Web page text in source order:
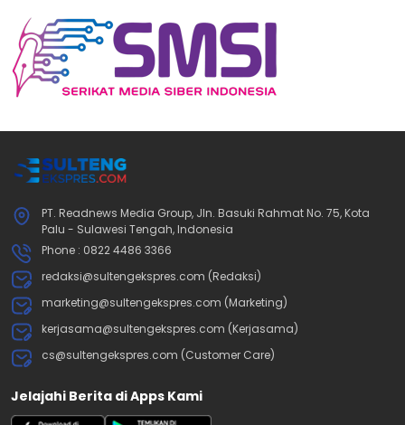
PT. Readnews Media Group, Jln. Basuki Rahmat No. 75, Kota
Palu - Sulawesi Tengah, Indonesia
Phone : 0822 4486 3366
redaksi@sultengekspres.com (Redaksi)
marketing@sultengekspres.com (Marketing)
kerjasama@sultengekspres.com (Kerjasama)
cs@sultengekspres.com (Customer Care)
Jelajahi Berita di Apps Kami